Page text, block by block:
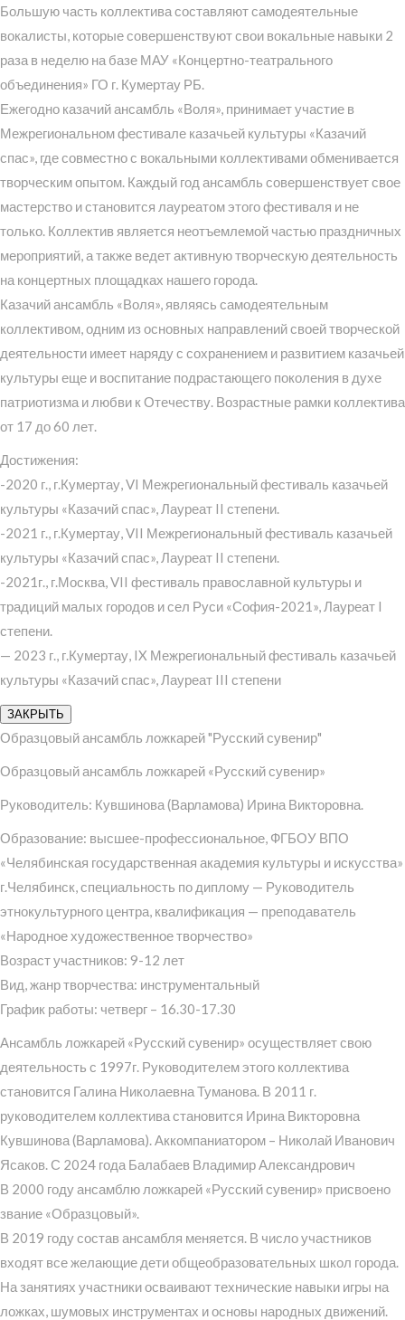
Большую часть коллектива составляют самодеятельные
вокалисты, которые совершенствуют свои вокальные навыки 2
раза в неделю на базе МАУ «Концертно-театрального
объединения» ГО г. Кумертау РБ.
Ежегодно казачий ансамбль «Воля», принимает участие в
Межрегиональном фестивале казачьей культуры «Казачий
спас», где совместно с вокальными коллективами обменивается
творческим опытом. Каждый год ансамбль совершенствует свое
мастерство и становится лауреатом этого фестиваля и не
только. Коллектив является неотъемлемой частью праздничных
мероприятий, а также ведет активную творческую деятельность
на концертных площадках нашего города.
Казачий ансамбль «Воля», являясь самодеятельным
коллективом, одним из основных направлений своей творческой
деятельности имеет наряду с сохранением и развитием казачьей
культуры еще и воспитание подрастающего поколения в духе
патриотизма и любви к Отечеству. Возрастные рамки коллектива
от 17 до 60 лет.
Достижения:
-2020 г., г.Кумертау, VI Межрегиональный фестиваль казачьей
культуры «Казачий спас», Лауреат II степени.
-2021 г., г.Кумертау, VII Межрегиональный фестиваль казачьей
культуры «Казачий спас», Лауреат II степени.
-2021г., г.Москва, VII фестиваль православной культуры и
традиций малых городов и сел Руси «София-2021», Лауреат I
степени.
— 2023 г., г.Кумертау, IX Межрегиональный фестиваль казачьей
культуры «Казачий спас», Лауреат III степени
ЗАКРЫТЬ
Образцовый ансамбль ложкарей "Русский сувенир"
Образцовый ансамбль ложкарей «Русский сувенир»
Руководитель: Кувшинова (Варламова) Ирина Викторовна.
Образование: высшее-профессиональное, ФГБОУ ВПО
«Челябинская государственная академия культуры и искусства»
г.Челябинск, специальность по диплому — Руководитель
этнокультурного центра, квалификация — преподаватель
«Народное художественное творчество»
Возраст участников: 9-12 лет
Вид, жанр творчества: инструментальный
График работы: четверг – 16.30-17.30
Ансамбль ложкарей «Русский сувенир» осуществляет свою
деятельность с 1997г. Руководителем этого коллектива
становится Галина Николаевна Туманова. В 2011 г.
руководителем коллектива становится Ирина Викторовна
Кувшинова (Варламова). Аккомпаниатором – Николай Иванович
Ясаков. С 2024 года Балабаев Владимир Александрович
В 2000 году ансамблю ложкарей «Русский сувенир» присвоено
звание «Образцовый».
В 2019 году состав ансамбля меняется. В число участников
входят все желающие дети общеобразовательных школ города.
На занятиях участники осваивают технические навыки игры на
ложках, шумовых инструментах и основы народных движений.